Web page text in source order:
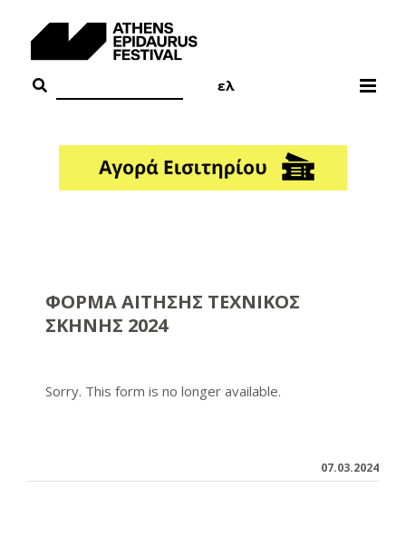
ελ
ΦΟΡΜΑ ΑΙΤΗΣΗΣ ΤΕΧΝΙΚΟΣ
ΣΚΗΝΗΣ 2024
Sorry. This form is no longer available.
07.03.2024